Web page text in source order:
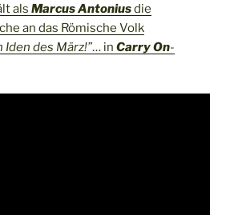
als Marcus Antoniusdie
an das Römische Volk
Iden des März!”… in Carry On-